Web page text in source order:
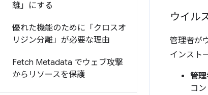
離」にする
優れた機能のために「クロスオ
リジン分離」が必要な理由
Fetch Metadata でウェブ攻撃
からリソースを保護
ウイル
管理者が
インスト
管理
コ